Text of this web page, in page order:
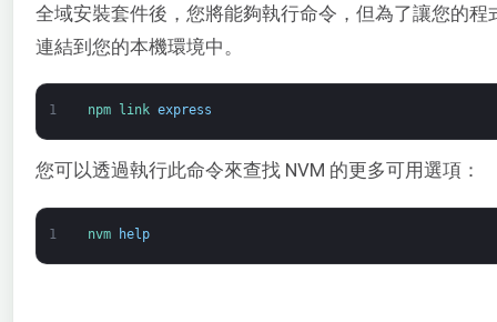
全域安裝套件後，您將能夠執行命令，但為了讓您的
連結到您的本機環境中。
1 npm link express
您可以透過執行此命令來查找 NVM 的更多可用選項：
1 nvm help